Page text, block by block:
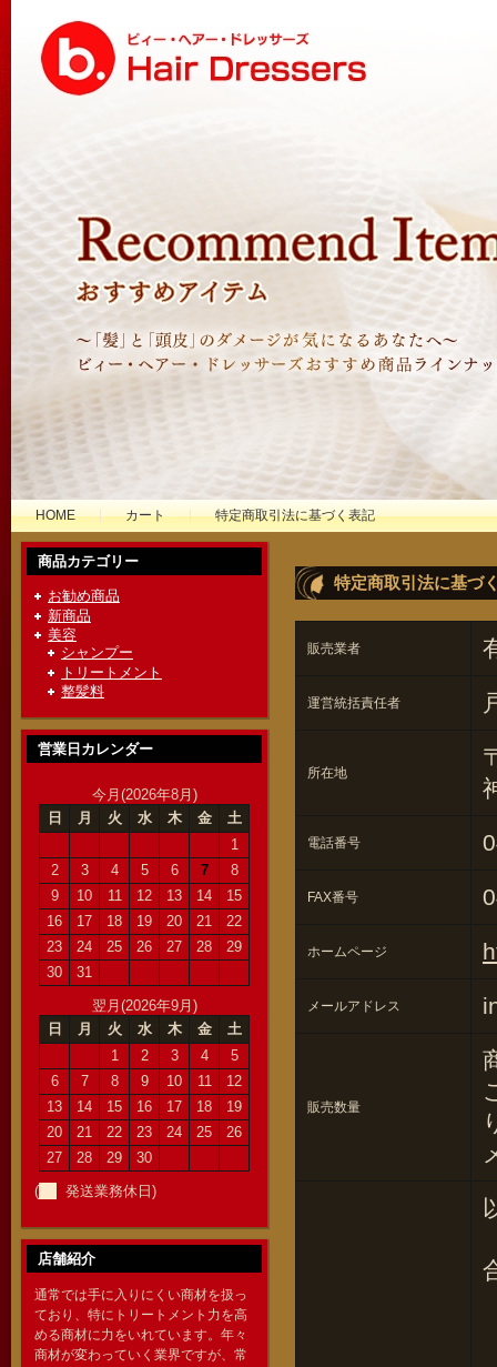
HOME カート 特定商取引法に基づく表記
商品カテゴリー
お勧め商品
新商品
美容
シャンプー
トリートメント
整髪料
営業日カレンダー
今月(2026年8月)
日
月 火 水 木 金
土
1
2
3 4 5 6 7
8
9
10 11 12 13 14
15
16
17 18 19 20 21
22
23
24 25 26 27 28
29
30
31
翌月(2026年9月)
日
月 火 水 木 金
土
1
2 3 4
5
6
7 8 9 10 11
12
13
14 15 16 17 18
19
20
21 22 23 24 25
26
27
28 29
30
(
発送業務休日)
店舗紹介
通常では手に入りにくい商材を扱っ
ており、特にトリートメント力を高
める商材に力をいれています。年々
商材が変わっていく業界ですが、常
特定商取引法に基づ
販売業者
運営統括責任者
所在地
電話番号
FAX番号
ホームページ
メールアドレス
販売数量